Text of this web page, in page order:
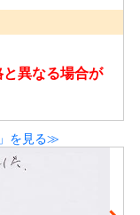
異なる場合が
を見る≫